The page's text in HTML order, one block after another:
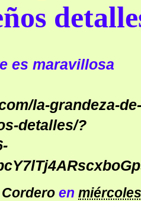
es maravillosa
la-grandeza-de-
detalles/?
en